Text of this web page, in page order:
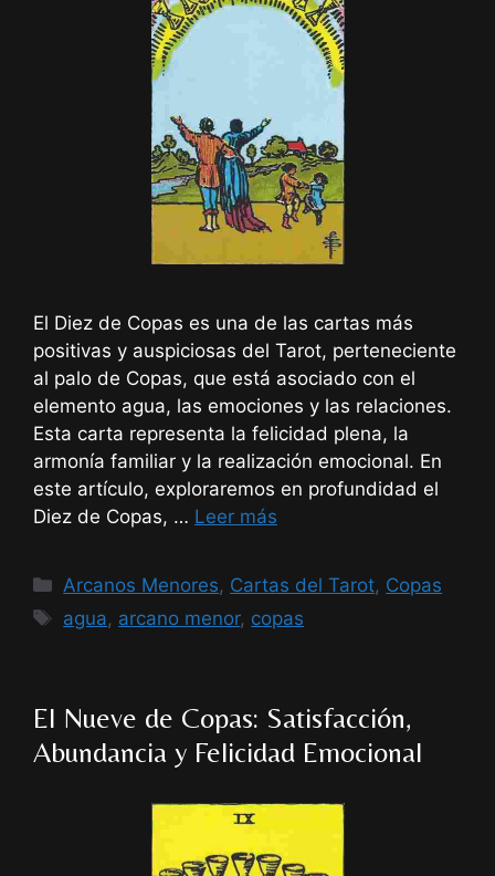
El Diez de Copas es una de las cartas más
positivas y auspiciosas del Tarot, perteneciente
al palo de Copas, que está asociado con el
elemento agua, las emociones y las relaciones.
Esta carta representa la felicidad plena, la
armonía familiar y la realización emocional. En
este artículo, exploraremos en profundidad el
Diez de Copas, … Leer más
Categorías
Arcanos Menores, Cartas del Tarot, Copas
Etiquetas
agua, arcano menor, copas
El Nueve de Copas: Satisfacción,
Abundancia y Felicidad Emocional